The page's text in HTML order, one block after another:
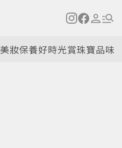
美妝保養好時光賞珠寶品味